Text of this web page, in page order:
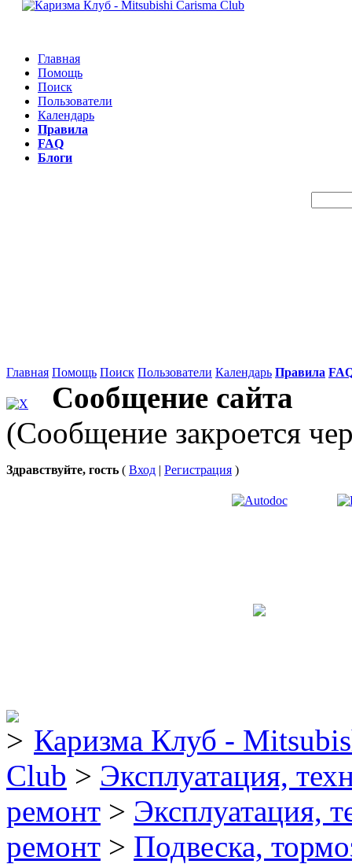
Главная
Помощь
Поиск
Пользователи
Календарь
Правила
FAQ
Блоги
Главная Помощь Поиск Пользователи Календарь Правила
Сообщение сайта
(Сообщение закроется
Здравствуйте, гость ( Вход | Регистрация )
Каризма Клуб -
Club > Эксплуатация,
ремонт > Эксплуатация,
ремонт > Подвеска,